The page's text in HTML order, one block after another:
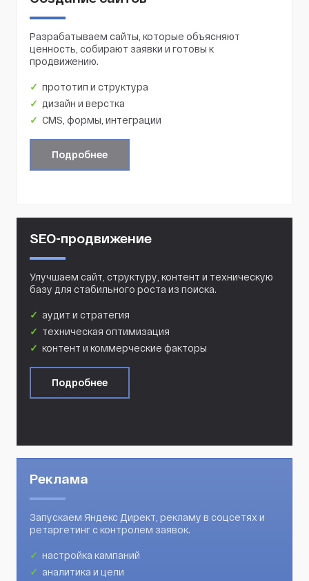
Разрабатываем сайты, которые объясняют
ценность, собирают заявки и готовы к
продвижению.
прототип и структура
дизайн и верстка
CMS, формы, интеграции
Подробнее
SEO-продвижение
Улучшаем сайт, структуру, контент и техническую
базу для стабильного роста из поиска.
аудит и стратегия
техническая оптимизация
контент и коммерческие факторы
Подробнее
Реклама
Запускаем Яндекс Директ, рекламу в соцсетях и
ретаргетинг с контролем заявок.
настройка кампаний
аналитика и цели